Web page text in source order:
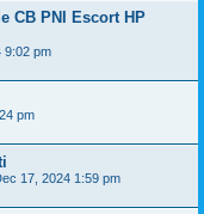
CB PNI Escort HP
9:02 pm
pm
17, 2024 1:59 pm